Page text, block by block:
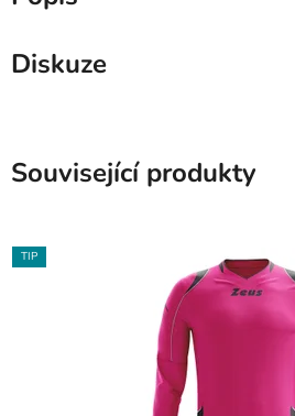
Diskuze
Související produkty
TIP